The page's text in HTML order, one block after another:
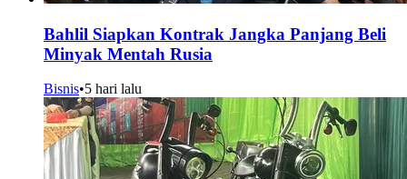
Bahlil Siapkan Kontrak Jangka Panjang Beli
Minyak Mentah Rusia
Bisnis•5 hari lalu